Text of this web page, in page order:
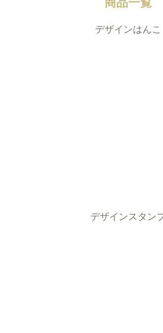
デザインはんこ
デザインスタン